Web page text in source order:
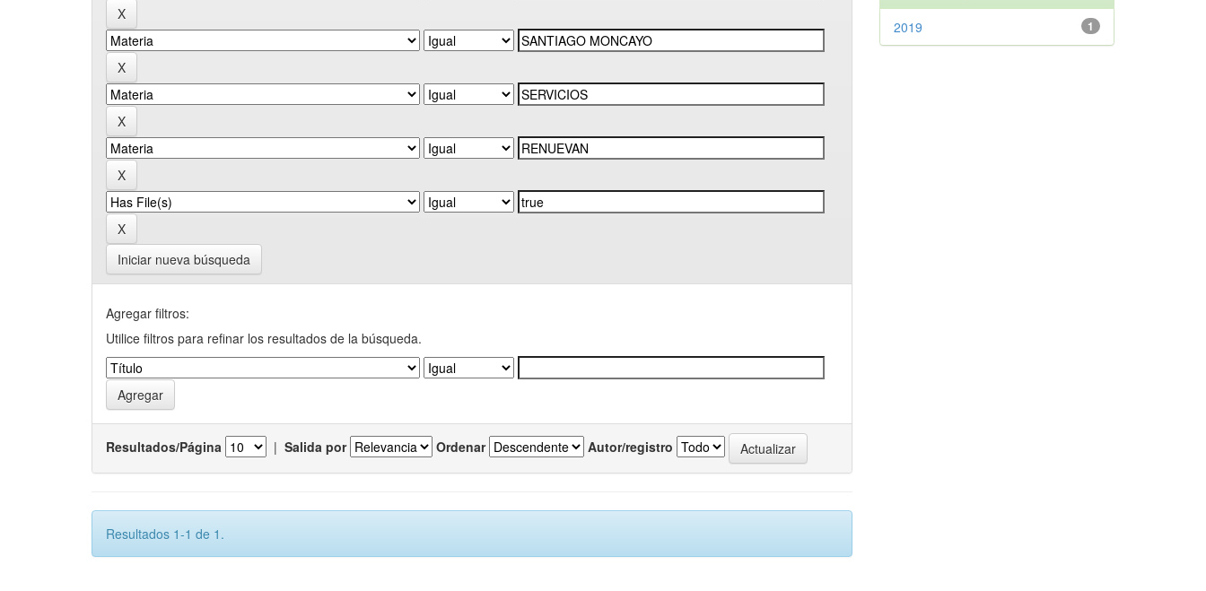
Iniciar nueva búsqueda
Agregar filtros:
Utilice filtros para refinar los resultados de la búsqueda.
Resultados/Página | Salida por Ordenar Autor/registro
Resultados 1-1 de 1.
1
2019